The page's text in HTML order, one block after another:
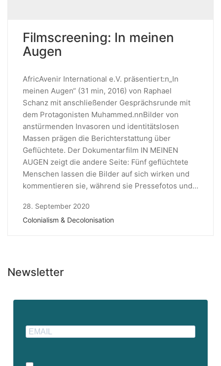
Filmscreening: In meinen
Augen
AfricAvenir International e.V. präsentiert:n„In
meinen Augen“ (31 min, 2016) von Raphael
Schanz mit anschließender Gesprächsrunde mit
dem Protagonisten Muhammed.nnBilder von
anstürmenden Invasoren und identitätslosen
Massen prägen die Berichterstattung über
Geflüchtete. Der Dokumentarfilm IN MEINEN
AUGEN zeigt die andere Seite: Fünf geflüchtete
Menschen lassen die Bilder auf sich wirken und
kommentieren sie, während sie Pressefotos und…
28. September 2020
Colonialism & Decolonisation
Newsletter